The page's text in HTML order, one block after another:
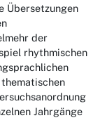
Übersetzungen
der
rhythmischen
Jahrgänge